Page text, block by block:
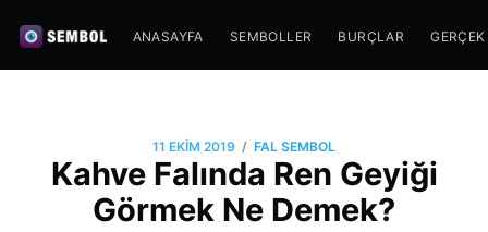
ANASAYFA SEMBOLLER BURÇLAR
11 EKIM 2019 / FAL SEMBOL
Kahve Falında Ren Geyiği
Görmek Ne Demek?